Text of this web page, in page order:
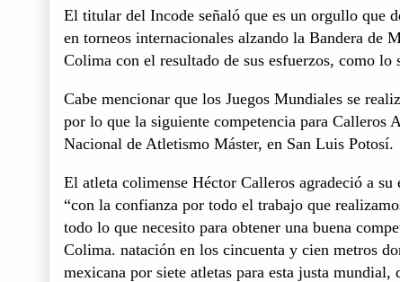
El titular del Incode señaló que es un orgullo que
en torneos internacionales alzando la Bandera de
Colima con el resultado de sus esfuerzos, como lo
Cabe mencionar que los Juegos Mundiales se
por lo que la siguiente competencia para Calleros
Nacional de Atletismo Máster, en San Luis Potosí.
El atleta colimense Héctor Calleros agradeció a
“con la confianza por todo el trabajo que
todo lo que necesito para obtener una buena
Colima. natación en los cincuenta y cien metros
mexicana por siete atletas para esta justa